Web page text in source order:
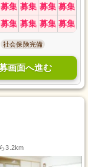
募集 募集 募集 募集
募集 募集 募集 募集
社会保険完備
画面へ進む
3.2km